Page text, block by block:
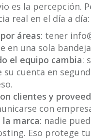
es la percepción.
real en el día a día:
áreas: tener
en una sola
el equipo cambia:
su cuenta en
clientes y
con
la marca: nadie
Eso protege